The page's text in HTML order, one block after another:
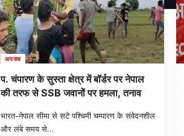
अपराध
प. चंपारण के सुस्ता क्षेत्र में बॉर्डर पर नेपाल
की तरफ से SSB जवानों पर हमला, तनाव
भारत-नेपाल सीमा से सटे पश्चिमी चम्पारण के संवेदनशील
और लंबे समय से…